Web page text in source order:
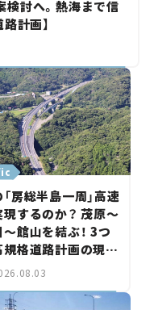
検討へ。熱海まで信
計画】
房総半島一周」高速
現するのか？ 茂原～
～館山を結ぶ！ 3つ
規格道路計画の現
館山鴨川道路」で検
む【いま気になる道
】